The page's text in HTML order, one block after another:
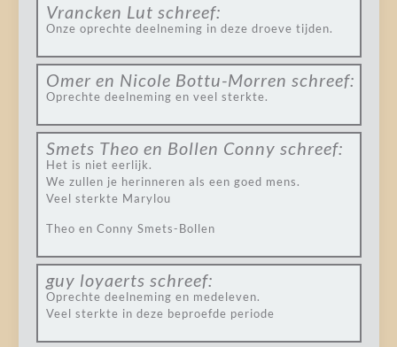
Vrancken Lut schreef:
Onze oprechte deelneming in deze droeve tijden.
Omer en Nicole Bottu-Morren schreef:
Oprechte deelneming en veel sterkte.
Smets Theo en Bollen Conny schreef:
Het is niet eerlijk.
We zullen je herinneren als een goed mens.
Veel sterkte Marylou
Theo en Conny Smets-Bollen
guy loyaerts schreef:
Oprechte deelneming en medeleven.
Veel sterkte in deze beproefde periode